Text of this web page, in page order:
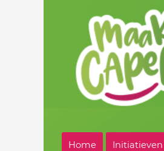
Home Initiatieven